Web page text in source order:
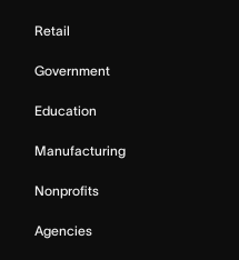
Retail
Government
Education
Manufacturing
Nonprofits
Agencies